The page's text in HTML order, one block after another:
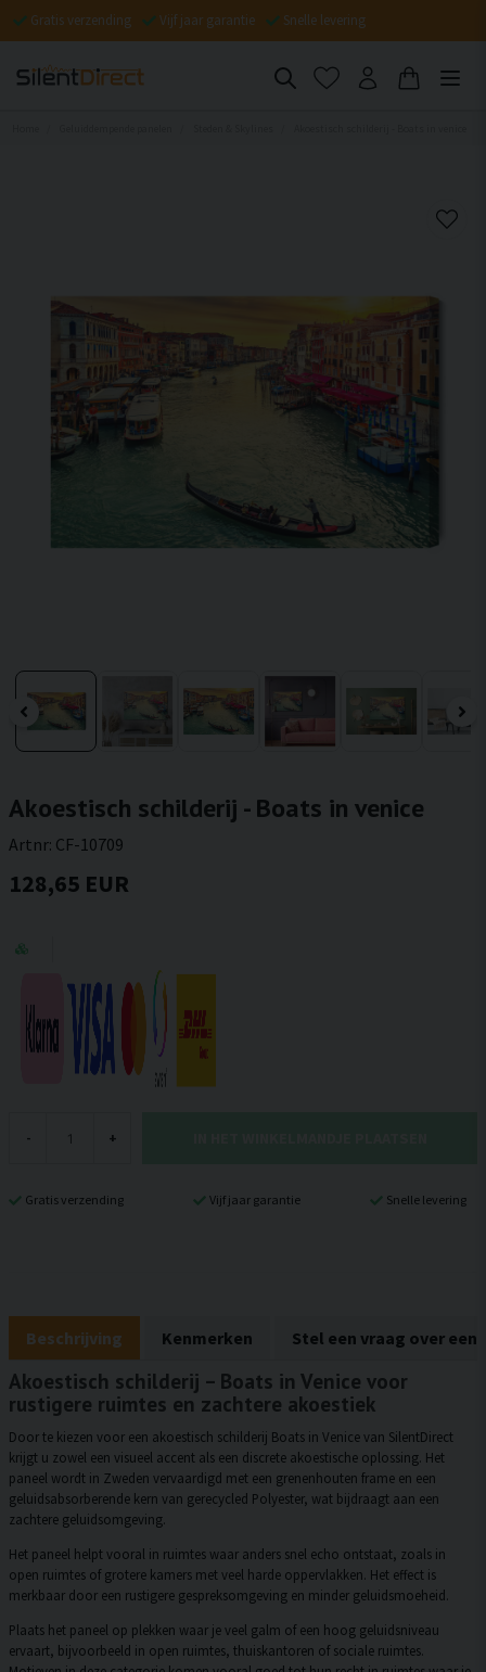
Gratis verzending Vijf jaar garantie Snelle levering
Akoestisch schilderij - Boats in venice
Artnr: CF-10709
128,65 EUR
- +
Gratis verzending Vijf jaar garantie Snelle levering
Beschrijving Kenmerken Stel een vraag over een
Akoestisch schilderij – Boats in Venice voor
rustigere ruimtes en zachtere akoestiek
Door te kiezen voor een akoestisch schilderij Boats in Venice van SilentDirect
krijgt u zowel een visueel accent als een discrete akoestische oplossing. Het
paneel wordt in Zweden vervaardigd met een grenenhouten frame en een
geluidsabsorberende kern van gerecycled Polyester, wat bijdraagt aan een
zachtere geluidsomgeving.
Het paneel helpt vooral in ruimtes waar anders snel echo ontstaat, zoals in
open ruimtes of grotere kamers met veel harde oppervlakken. Het effect is
merkbaar door een rustigere gespreksomgeving en minder geluidsmoeheid.
Plaats het paneel op plekken waar je veel galm of een hoog geluidsniveau
ervaart, bijvoorbeeld in open ruimtes, thuiskantoren of sociale ruimtes.